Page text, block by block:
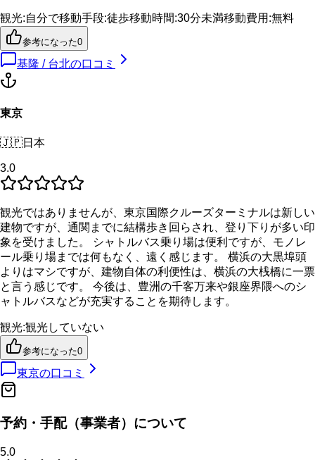
観光:自分で移動手段:徒歩移動時間:30分未満移動費用 :無料
参考になった0
基隆 / 台北の口コミ
東京
🇯🇵日本
3.0
観光ではありませんが、東京国際クルーズターミナルは新しい
建物ですが、通関までに結構歩き回らされ、登り下りが多い印
象を受けました。 シャトルバス乗り場は便利ですが、モノレ
ール乗り場までは何もなく、遠く感じます。 横浜の大黒埠頭
よりはマシですが、建物自体の利便性は、横浜の大桟橋に一票
と言う感じです。 今後は、豊洲の千客万来や銀座界隈へのシ
ャトルバスなどが充実することを期待します。
観光:観光していない
参考になった0
東京の口コミ
予約・手配（事業者）について
5.0